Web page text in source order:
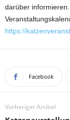
darüber
https://
Facebook
Vorheriger Artikel